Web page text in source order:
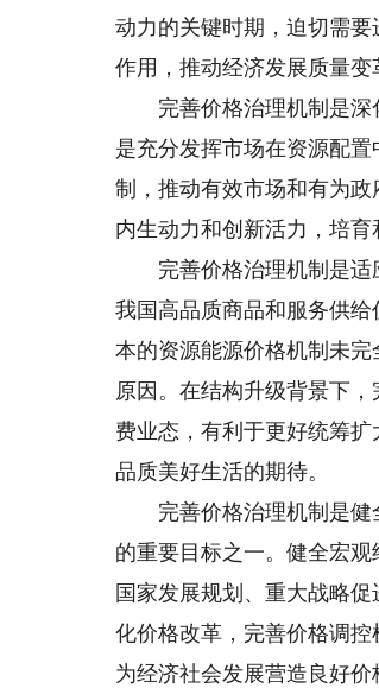
动力的关键时期，迫切需
作用，推动经济发展质量变
完善价格治理机制是深
是充分发挥市场在资源配
制，推动有效市场和有为
内生动力和创新活力，培育
完善价格治理机制是适应
我国高品质商品和服务供
本的资源能源价格机制未
原因。在结构升级背景下
费业态，有利于更好统筹
品质美好生活的期待。
完善价格治理机制是健
的重要目标之一。健全宏
国家发展规划、重大战略
化价格改革，完善价格调
为经济社会发展营造良好价